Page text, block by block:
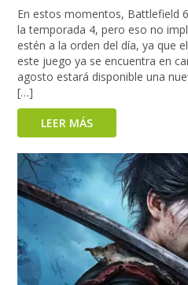
En estos momentos, Battlefield
la temporada 4, pero eso no
estén a la orden del día, ya que
este juego ya se encuentra en
agosto estará disponible una
[…]
LEER MÁS